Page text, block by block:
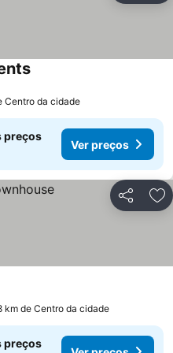
Centro da cidade
preços
Ver preços
Partilhar
km de Centro da cidade
preços